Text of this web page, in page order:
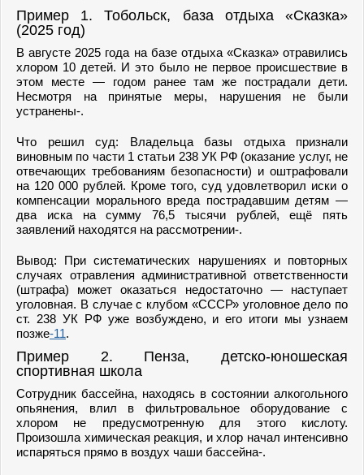
Пример 1. Тобольск, база отдыха «Сказка»
(2025 год)
В августе 2025 года на базе отдыха «Сказка» отравились
хлором 10 детей. И это было не первое происшествие в
этом месте — годом ранее там же пострадали дети.
Несмотря на принятые меры, нарушения не были
устранены-.
Что решил суд: Владельца базы отдыха признали
виновным по части 1 статьи 238 УК РФ (оказание услуг, не
отвечающих требованиям безопасности) и оштрафовали
на 120 000 рублей. Кроме того, суд удовлетворил иски о
компенсации морального вреда пострадавшим детям —
два иска на сумму 76,5 тысячи рублей, ещё пять
заявлений находятся на рассмотрении-.
Вывод: При систематических нарушениях и повторных
случаях отравления административной ответственности
(штрафа) может оказаться недостаточно — наступает
уголовная. В случае с клубом «СССР» уголовное дело по
ст. 238 УК РФ уже возбуждено, и его итоги мы узнаем
позже-11.
Пример 2. Пенза, детско-юношеская
спортивная школа
Сотрудник бассейна, находясь в состоянии алкогольного
опьянения, влил в фильтровальное оборудование с
хлором не предусмотренную для этого кислоту.
Произошла химическая реакция, и хлор начал интенсивно
испаряться прямо в воздух чаши бассейна-.